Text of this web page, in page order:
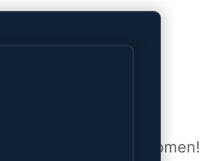
binnenkort online komen!